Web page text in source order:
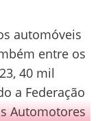
automóveis
entre os
40 mil
a Federação
Automotores